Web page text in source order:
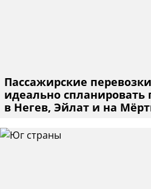
Пассажирские
идеально спланировать
в Негев, Эйлат и на